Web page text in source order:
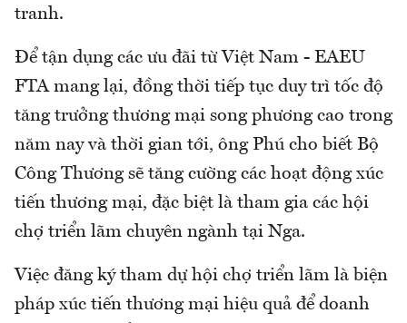
tranh.
Để tận dụng các ưu đãi từ Việt Nam - EAEU
FTA mang lại, đồng thời tiếp tục duy trì tốc độ
tăng trưởng thương mại song phương cao trong
năm nay và thời gian tới, ông Phú cho biết Bộ
Công Thương sẽ tăng cường các hoạt động xúc
tiến thương mại, đặc biệt là tham gia các hội
chợ triển lãm chuyên ngành tại Nga.
Việc đăng ký tham dự hội chợ triển lãm là biện
pháp xúc tiến thương mại hiệu quả để doanh